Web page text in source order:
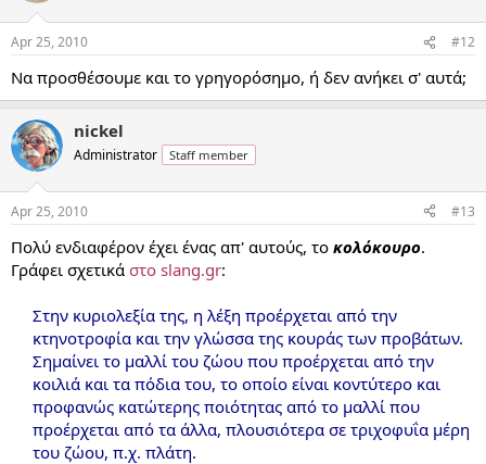
Apr 25, 2010 #12
Να προσθέσουμε και το γρηγορόσημο, ή δεν ανήκει σ' αυτά;
nickel
Administrator Staff member
Apr 25, 2010 #13
Πολύ ενδιαφέρον έχει ένας απ' αυτούς, το κολόκουρο.
Γράφει σχετικά στο slang.gr:
Στην κυριολεξία της, η λέξη προέρχεται από την
κτηνοτροφία και την γλώσσα της κουράς των προβάτων.
Σημαίνει το μαλλί του ζώου που προέρχεται από την
κοιλιά και τα πόδια του, το οποίο είναι κοντύτερο και
προφανώς κατώτερης ποιότητας από το μαλλί που
προέρχεται από τα άλλα, πλουσιότερα σε τριχοφυΐα μέρη
του ζώου, π.χ. πλάτη.